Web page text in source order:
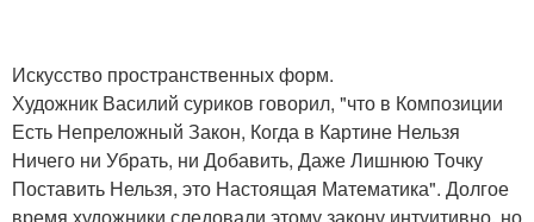
Искусство пространственных форм.
Художник Василий суриков говорил, "что в Композиции
Есть Непреложный Закон, Когда в Картине Нельзя
Ничего ни Убрать, ни Добавить, Даже Лишнюю Точку
Поставить Нельзя, это Настоящая Математика". Долгое
время художники следовали этому закону интуитивно, но